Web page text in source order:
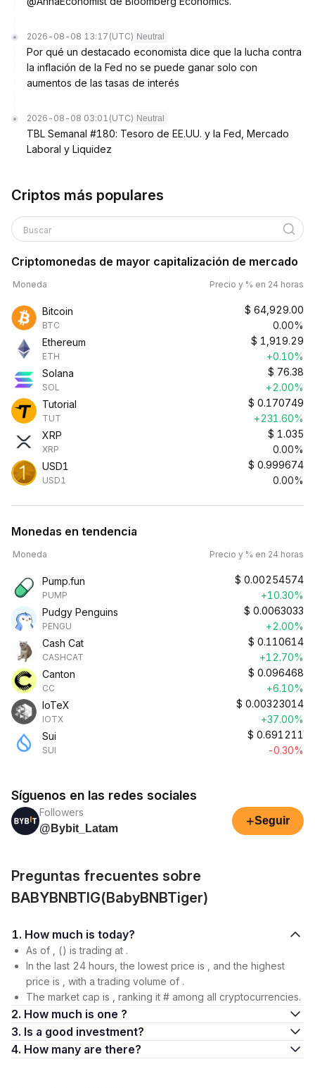
2026-08-08 13:17 (UTC) Neutral
Por qué un destacado economista dice que la lucha contra
la inflación de la Fed no se puede ganar solo con
aumentos de las tasas de interés
2026-08-08 03:01 (UTC) Neutral
TBL Semanal #180: Tesoro de EE.UU. y la Fed, Mercado
Laboral y Liquidez
Criptos más populares
Buscar
Criptomonedas de mayor capitalización de mercado
Moneda Precio y % en 24 horas
Bitcoin
BTC
$ 64,929.00
0.00%
Ethereum
ETH
$ 1,919.29
+0.10%
Solana
SOL
$ 76.38
+2.00%
Tutorial
TUT
$ 0.170749
+231.60%
XRP
XRP
$ 1.035
0.00%
USD1
USD1
$ 0.999674
0.00%
Monedas en tendencia
Moneda Precio y % en 24 horas
Pump.fun
PUMP
$ 0.00254574
+10.30%
Pudgy Penguins
PENGU
$ 0.0063033
+2.00%
Cash Cat
CASHCAT
$ 0.110614
+12.70%
Canton
CC
$ 0.096468
+6.10%
IoTeX
IOTX
$ 0.00323014
+37.00%
Sui
SUI
$ 0.691211
-0.30%
Síguenos en las redes sociales
Followers
@Bybit_Latam
+Seguir
Preguntas frecuentes sobre
BABYBNBTIG(BabyBNBTiger)
1. How much is today?
As of , () is trading at .
In the last 24 hours, the lowest price is , and the highest
price is , with a trading volume of .
The market cap is , ranking it # among all cryptocurrencies.
2. How much is one ?
3. Is a good investment?
4. How many are there?